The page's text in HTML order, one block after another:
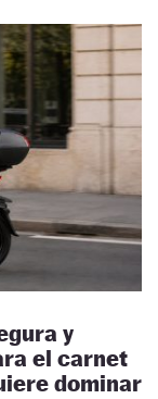
y
el carnet
dominar